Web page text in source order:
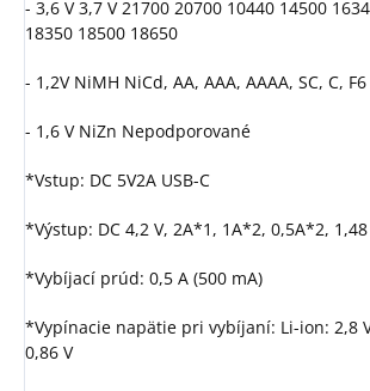
- 3,6 V 3,7 V 21700 20700 10440 14500
18350 18500 18650
- 1,2V NiMH NiCd, AA, AAA, AAAA, SC, C, F6
- 1,6 V NiZn Nepodporované
*Vstup: DC 5V2A USB-C
*Výstup: DC 4,2 V, 2A*1, 1A*2, 0,5A*2,
*Vybíjací prúd: 0,5 A (500 mA)
*Vypínacie napätie pri vybíjaní: Li-ion: 2,8
0,86 V